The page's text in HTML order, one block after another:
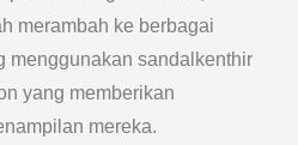
merambah ke berbagai
menggunakan sandalkenthir
yang memberikan
mereka.